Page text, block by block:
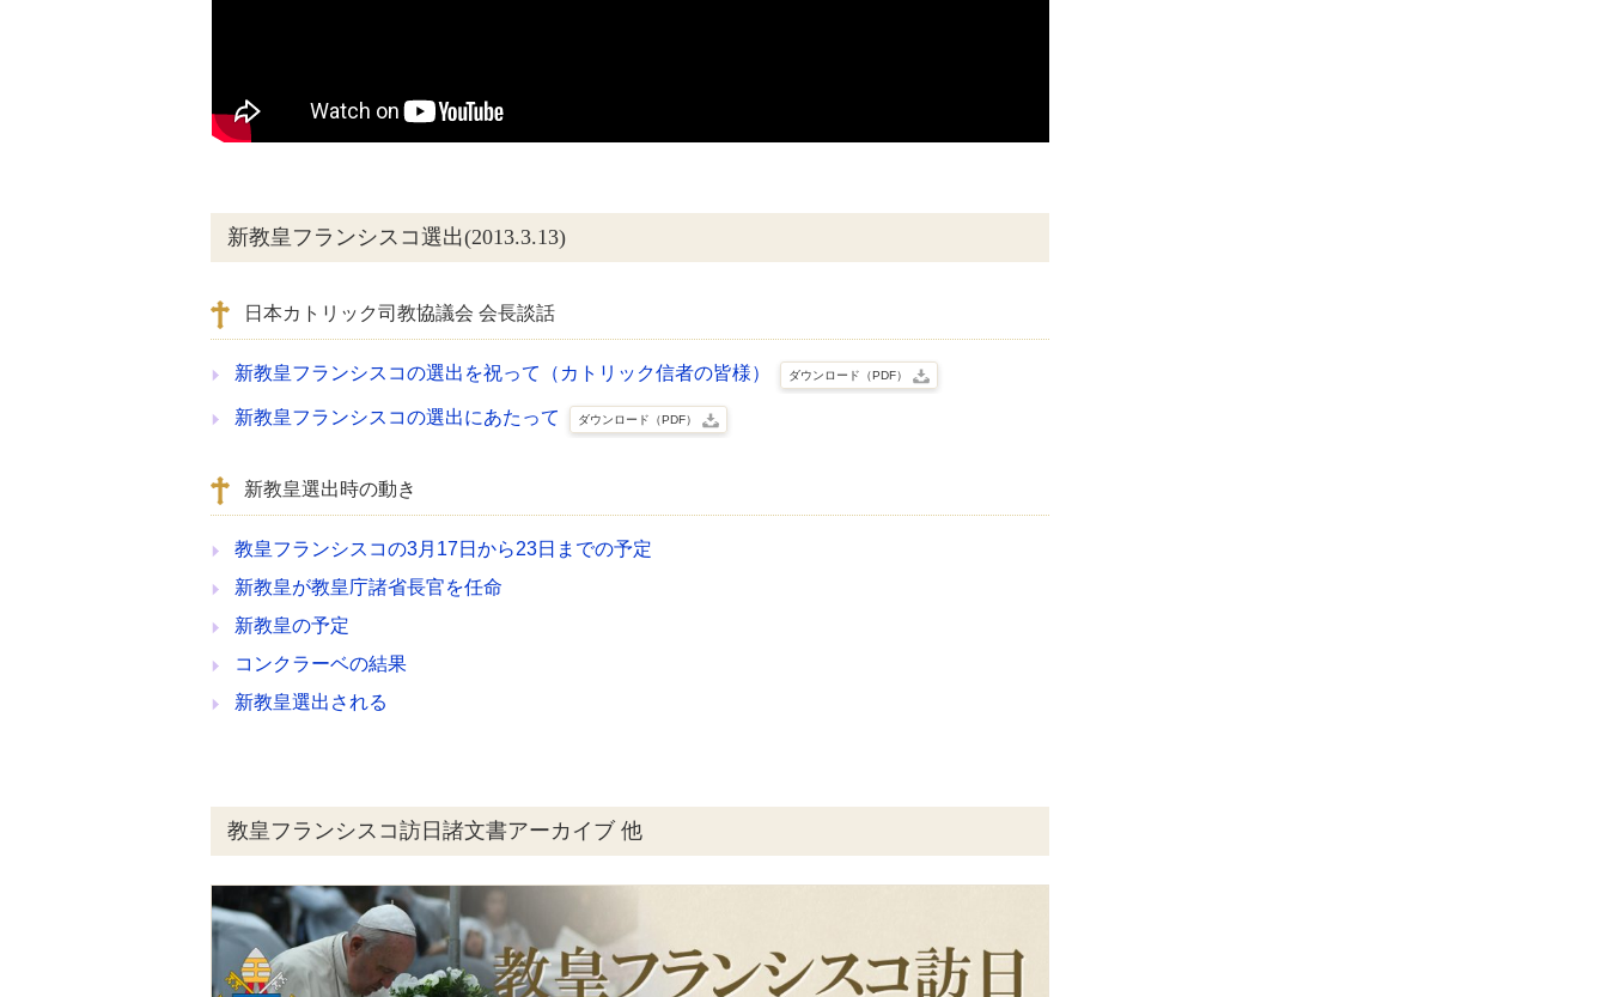
新教皇フランシスコ選出(2013.3.13)
日本カトリック司教協議会 会長談話
新教皇フランシスコの選出を祝って（カトリック信者の皆様） ダウンロード（PDF）
新教皇フランシスコの選出にあたって ダウンロード（PDF）
新教皇選出時の動き
教皇フランシスコの3月17日から23日までの予定
新教皇が教皇庁諸省長官を任命
新教皇の予定
コンクラーベの結果
新教皇選出される
教皇フランシスコ訪日諸文書アーカイブ 他